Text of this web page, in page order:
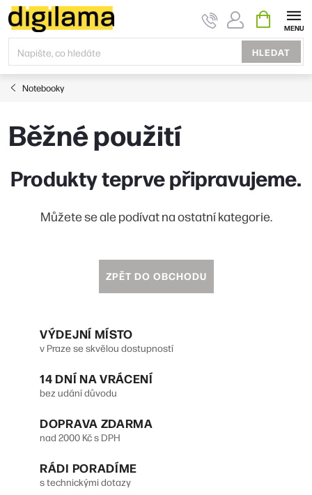
Přejít
na
obsah
HLEDAT
KOŠÍK
Notebooky
Běžné použití
Produkty teprve připravujeme.
Můžete se ale podívat na ostatní kategorie.
ZPĚT DO OBCHODU
VÝDEJNÍ MÍSTO
v Praze se skvělou dostupností
14 DNÍ NA VRÁCENÍ
bez udání důvodu
DOPRAVA ZDARMA
nad 2000 Kč s DPH
RÁDI PORADÍME
s technickými dotazy